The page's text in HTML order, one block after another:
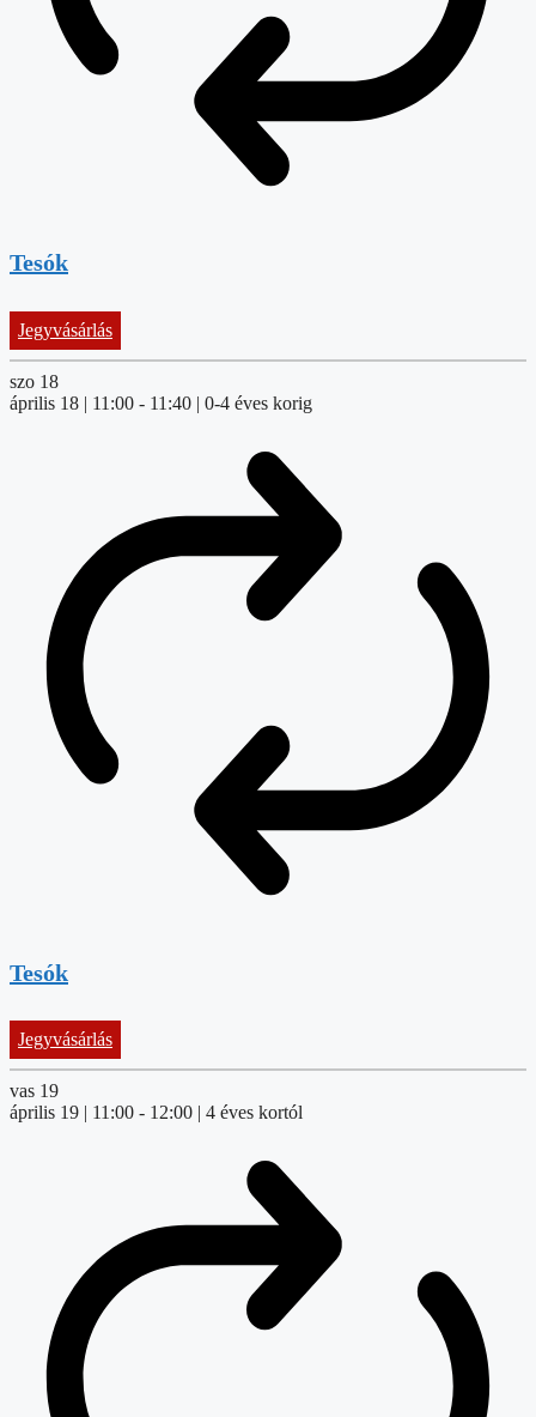
Jegyvásárlás
Tesók
szo 18
Jegyvásárlás
április 18 | 11:00 - 11:40 | 0-4 éves korig
Tesók
vas 19
április 19 | 11:00 - 12:00 | 4 éves kortól